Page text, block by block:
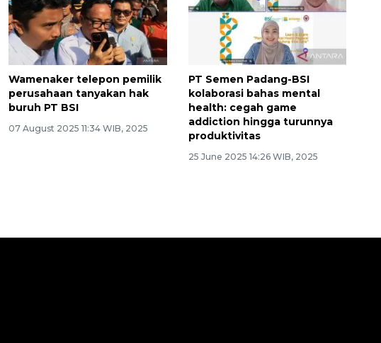
Wamenaker telepon pemilik
perusahaan tanyakan hak
buruh PT BSI
07 August 2025 11:34 WIB, 2025
PT Semen Padang-BSI
kolaborasi bahas mental
health: cegah game
addiction hingga turunnya
produktivitas
25 June 2025 14:26 WIB, 2025